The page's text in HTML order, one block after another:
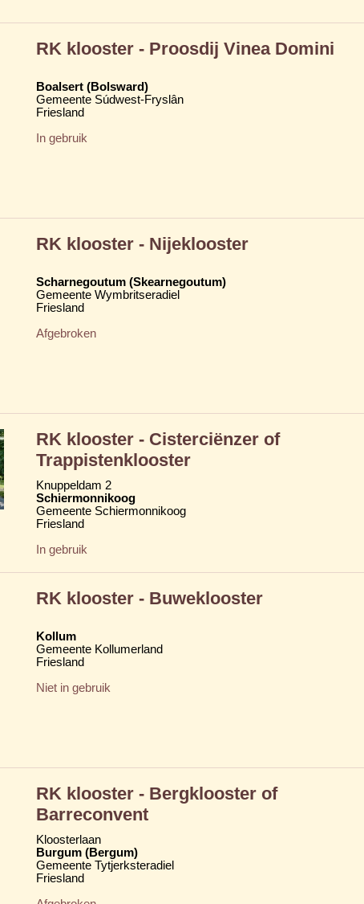
RK klooster - Proosdij Vinea Domini
Boalsert (Bolsward)
Gemeente Súdwest-Fryslân
Friesland
In gebruik
RK klooster - Nijeklooster
Scharnegoutum (Skearnegoutum)
Gemeente Wymbritseradiel
Friesland
Afgebroken
RK klooster - Cisterciënzer of
Trappistenklooster
Knuppeldam 2
Schiermonnikoog
Gemeente Schiermonnikoog
Friesland
In gebruik
RK klooster - Buweklooster
Kollum
Gemeente Kollumerland
Friesland
Niet in gebruik
RK klooster - Bergklooster of
Barreconvent
Kloosterlaan
Burgum (Bergum)
Gemeente Tytjerksteradiel
Friesland